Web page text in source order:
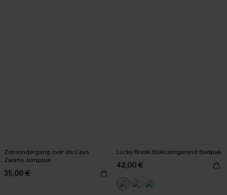
Zonsondergang over de Cays
Zwarte Jumpsuit
35,00 €
Lucky Break Buikcorrigerend Badpak
42,00 €
【AG18】2 met 10% korting